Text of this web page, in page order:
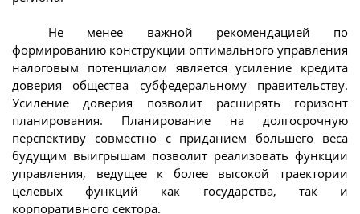
Не менее важной рекомендацией по
формированию конструкции оптимального управления
налоговым потенциалом является усиление кредита
доверия общества субфедеральному правительству.
Усиление доверия позволит расширять горизонт
планирования. Планирование на долгосрочную
перспективу совместно с приданием большего веса
будущим выигрышам позволит реализовать функции
управления, ведущее к более высокой траектории
целевых функций как государства, так и
корпоративного сектора.